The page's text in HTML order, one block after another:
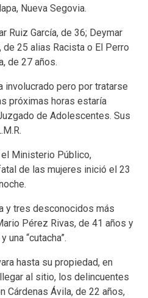
Nueva Segovia.
Ruiz García, de 36; Deymar
25 alias Racista o El Perro
de 27 años.
involucrado pero por tratarse
próximas horas estaría
de Adolescentes. Sus
Ministerio Público,
de las mujeres inició el 23
y tres desconocidos más
Pérez Rivas, de 41 años y
una “cutacha”.
hasta su propiedad, en
al sitio, los delincuentes
Cárdenas Ávila, de 22 años,